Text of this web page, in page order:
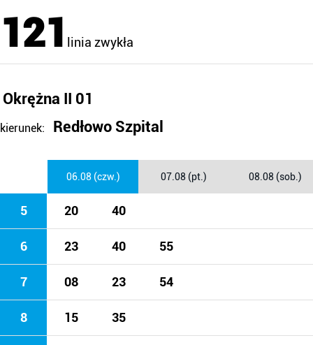
121 linia zwykła
Okrężna II 01
kierunek: Redłowo Szpital
06.08 (czw.) 07.08 (pt.) 08.08 (sob.)
5 20 40
6 23 40 55
7 08 23 54
8 15 35